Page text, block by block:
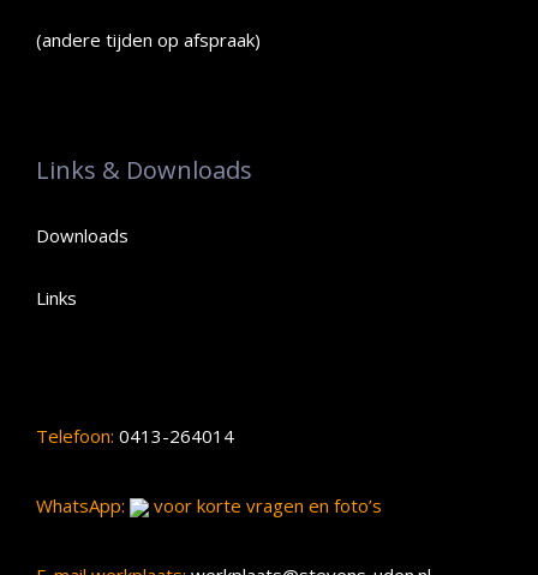
(andere tijden op afspraak)
Links & Downloads
Downloads
Links
Telefoon: 0413-264014
WhatsApp: voor korte vragen en foto’s